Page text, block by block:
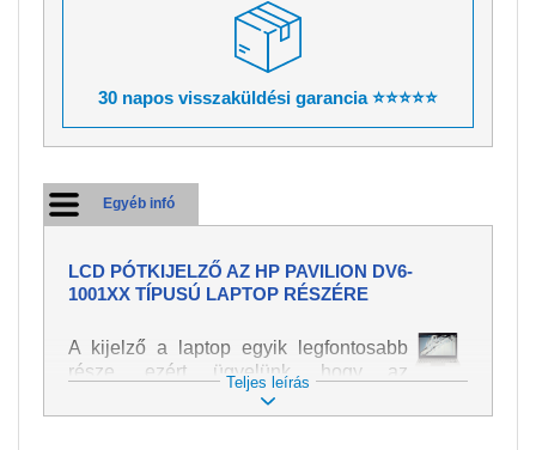
30 napos visszaküldési garancia ⭐⭐⭐⭐⭐
Egyéb infó
LCD PÓTKIJELZŐ AZ HP PAVILION DV6-
1001XX TÍPUSÚ LAPTOP RÉSZÉRE
A kijelző a laptop egyik legfontosabb
része, ezért ügyelünk, hogy az
pótalkatrész a legjobb minőségű
legyen. A kép és szöveg különféle
Teljes leírás